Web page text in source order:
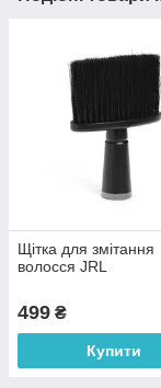
Щітка для змітання
волосся JRL
499 ₴
Купити